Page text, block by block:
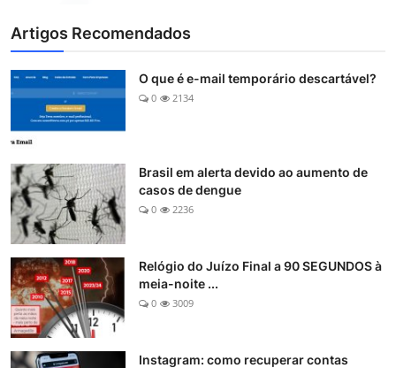
Artigos Recomendados
O que é e-mail temporário descartável?
0 2134
Brasil em alerta devido ao aumento de
casos de dengue
0 2236
Relógio do Juízo Final a 90 SEGUNDOS à
meia-noite ...
0 3009
Instagram: como recuperar contas